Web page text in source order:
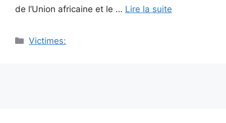
de l’Union africaine et le … Lire la suite
Catégories
Victimes: